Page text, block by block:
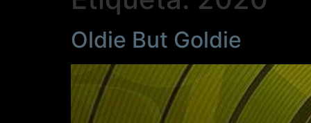
Oldie But Goldie